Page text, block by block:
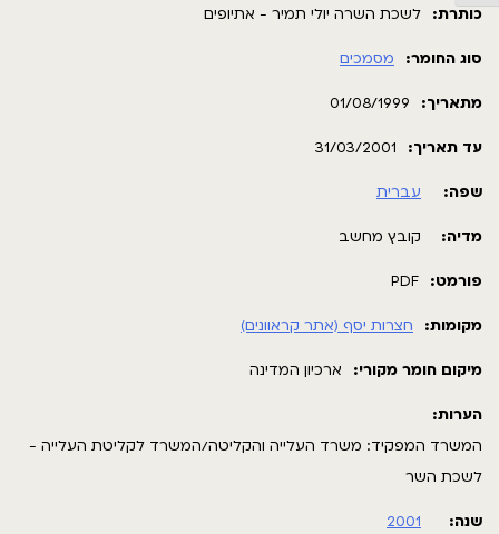
כותרת: לשכת השרה יולי תמיר - אתיופים
סוג החומר: מסמכים
מתאריך: 01/08/1999
עד תאריך: 31/03/2001
שפה: עברית
מדיה: קובץ מחשב
פורמט: PDF
מקומות: חצרות יסף (אתר קראוונים)
מיקום חומר מקורי: ארכיון המדינה
הערות:
המשרד המפקיד: משרד העלייה והקליטה/המשרד לקליטת העלייה -
לשכת השר
שנה: 2001